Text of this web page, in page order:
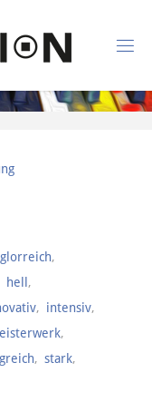
O
Y
O
glorreich,
hell ,
, intensiv,
,
, stark,